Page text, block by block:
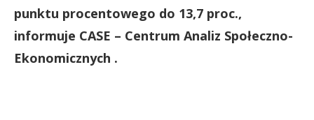
punktu procentowego do 13,7 proc.,
informuje CASE – Centrum Analiz Społeczno-
Ekonomicznych .